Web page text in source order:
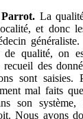
Parrot. La
et donc
de qualité, on
des
sont saisies.
mal faits
son système,
Nous avons